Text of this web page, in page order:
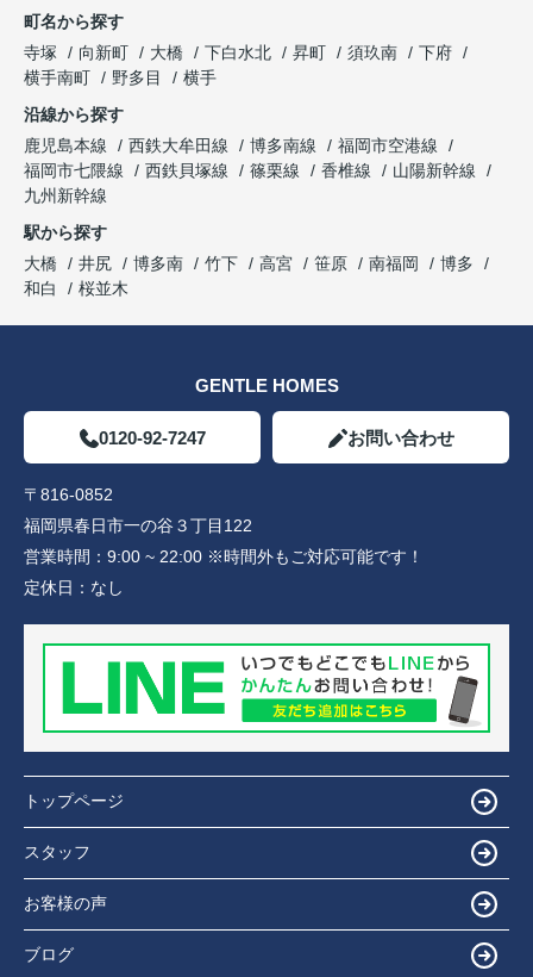
町名から探す
寺塚
向新町 大橋 下白水北 昇町 須玖南
下府
横手南町
野多目
横手
沿線から探す
鹿児島本線
西鉄大牟田線 博多南線
福岡市空港線
福岡市七隈線
西鉄貝塚線 篠栗線 香椎線
山陽新幹線
九州新幹線
駅から探す
大橋
井尻 博多南 竹下 高宮 笹原 南福岡
博多
和白
桜並木
GENTLE HOMES
0120-92-7247 お問い合わせ
〒816-0852
福岡県春日市一の谷３丁目122
営業時間： 9:00 ~ 22:00 ※時間外もご対応可能です！
定休日： なし
トップページ
スタッフ
お客様の声
ブログ